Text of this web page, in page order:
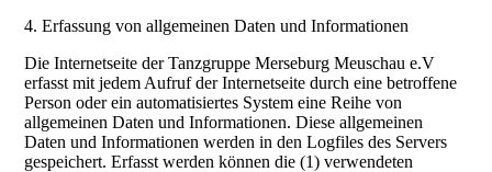
4. Erfassung von allgemeinen Daten und Informationen
Die Internetseite der Tanzgruppe Merseburg Meuschau e.V
erfasst mit jedem Aufruf der Internetseite durch eine betroffene
Person oder ein automatisiertes System eine Reihe von
allgemeinen Daten und Informationen. Diese allgemeinen
Daten und Informationen werden in den Logfiles des Servers
gespeichert. Erfasst werden können die (1) verwendeten